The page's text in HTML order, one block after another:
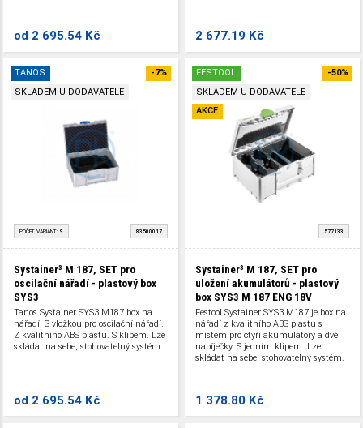
od 2 695.54 Kč 2 677.19 Kč
TANOS
SKLADEM U DODAVATELE
-7%
POČET VARIANT: 9 83500017
Systainer³ M 187, SET pro
oscilační nářadí - plastový box
SYS3
Tanos Systainer SYS3 M187 box na
nářadí. S vložkou pro oscilační nářadí.
Z kvalitního ABS plastu. S klipem. Lze
skládat na sebe, stohovatelný systém.
od 2 695.54 Kč
FESTOOL
SKLADEM U DODAVATELE
AKCE
-50%
577133
Systainer³ M 187, SET pro
uložení akumulátorů - plastový
box SYS3 M 187 ENG 18V
Festool Systainer SYS3 M187 je box na
nářadí z kvalitního ABS plastu s
místem pro čtyři akumulátory a dvě
nabíječky. S jedním klipem. Lze
skládat na sebe, stohovatelný systém.
1 378.80 Kč